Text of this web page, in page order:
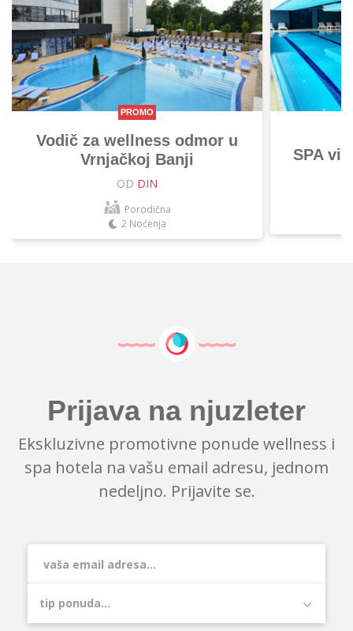
PROMO
Vodič za wellness odmor u
Vrnjačkoj Banji
OD DIN
Porodična
2 Noćenja
SPA
Prijava na njuzleter
Ekskluzivne promotivne ponude wellness i
spa hotela na vašu email adresu, jednom
nedeljno. Prijavite se.